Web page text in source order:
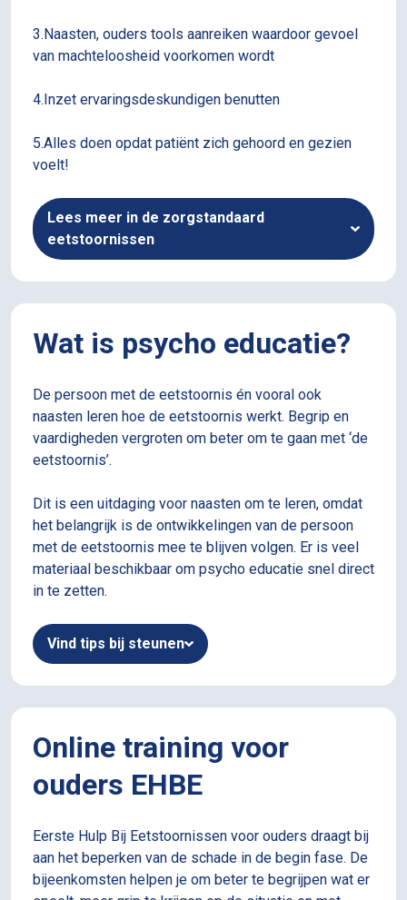
3.Naasten, ouders tools aanreiken waardoor gevoel
van machteloosheid voorkomen wordt
4.Inzet ervaringsdeskundigen benutten
5.Alles doen opdat patiënt zich gehoord en gezien
voelt!
Lees meer in de zorgstandaard
eetstoornissen
Wat is psycho educatie?
De persoon met de eetstoornis én vooral ook
naasten leren hoe de eetstoornis werkt. Begrip en
vaardigheden vergroten om beter om te gaan met ‘de
eetstoornis’.
Dit is een uitdaging voor naasten om te leren, omdat
het belangrijk is de ontwikkelingen van de persoon
met de eetstoornis mee te blijven volgen. Er is veel
materiaal beschikbaar om psycho educatie snel direct
in te zetten.
Vind tips bij steunen
Online training voor
ouders EHBE
Eerste Hulp Bij Eetstoornissen voor ouders draagt bij
aan het beperken van de schade in de begin fase. De
bijeenkomsten helpen je om beter te begrijpen wat er